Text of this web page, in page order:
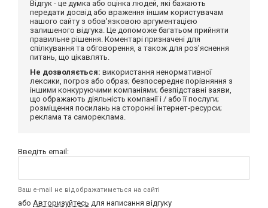
Відгук - це думка або оцінка людей, які бажають
передати досвід або враження іншим користувачам
нашого сайту з обов'язковою аргументацією
залишеного відгука. Це допоможе багатьом прийняти
правильне рішення. Коментарі призначені для
спілкування та обговорення, а також для роз'яснення
питань, що цікавлять.
Не дозволяється: використання ненормативної
лексики, погроз або образ; безпосереднє порівняння з
іншими конкуруючими компаніями; безпідставні заяви,
що ображають діяльність компанії і / або її послуги;
розміщення посилань на сторонні інтернет-ресурси;
реклама та самореклама.
Введіть email:
Ваш e-mail не відображатиметься на сайті
або Авторизуйтесь для написання відгуку